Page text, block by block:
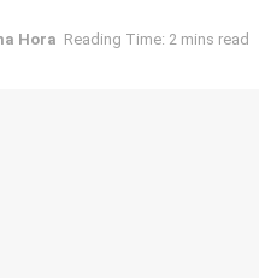
Hora Reading Time: 2 mins read